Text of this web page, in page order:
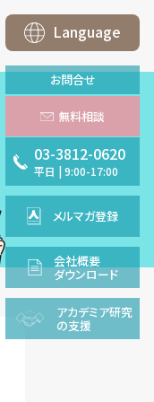
Language
お問合せ
無料相談
03-3812-0620
平日 |9:00-17:00
メルマガ登録
会社概要
ダウンロード
アカデミア研究
の支援